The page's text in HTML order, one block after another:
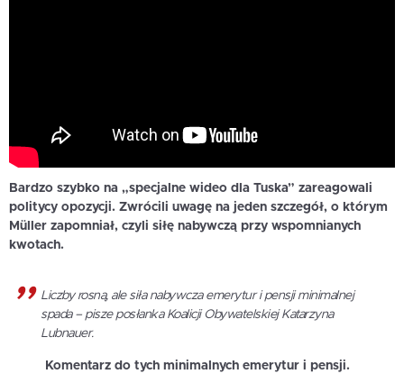
Bardzo szybko na „specjalne wideo dla Tuska” zareagowali
politycy opozycji. Zwrócili uwagę na jeden szczegół, o którym
Müller zapomniał, czyli siłę nabywczą przy wspomnianych
kwotach.
Liczby rosną, ale siła nabywcza emerytur i pensji minimalnej
spada – pisze posłanka Koalicji Obywatelskiej Katarzyna
Lubnauer.
Komentarz do tych minimalnych emerytur i pensji.